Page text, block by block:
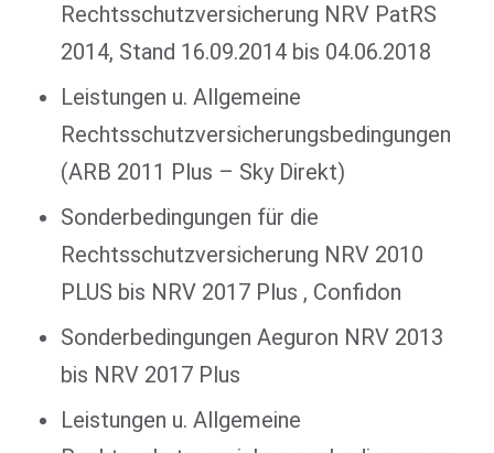
Rechtsschutzversicherung NRV PatRS
2014, Stand 16.09.2014 bis 04.06.2018
Leistungen u. Allgemeine
Rechtsschutzversicherungsbedingungen
(ARB 2011 Plus – Sky Direkt)
Sonderbedingungen für die
Rechtsschutzversicherung NRV 2010
PLUS bis NRV 2017 Plus , Confidon
Sonderbedingungen Aeguron NRV 2013
bis NRV 2017 Plus
Leistungen u. Allgemeine